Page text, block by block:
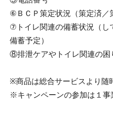
⑥ＢＣＰ策定状況（策定済／
⑦トイレ関連の備蓄状況（し
備蓄予定）
⑧排泄ケアやトイレ関連の困
※商品は総合サービスより随
※キャンペーンの参加は１事